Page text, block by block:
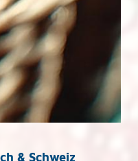
& Schweiz